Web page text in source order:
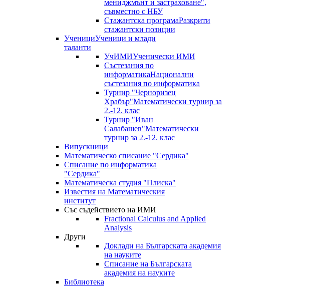
мениджмънт и застраховане",
съвместно с НБУ
Стажантска програмаРазкрити
стажантски позиции
УченициУченици и млади
таланти
УчИМИУченически ИМИ
Състезания по
информатикаНационални
състезания по информатика
Турнир "Черноризец
Храбър"Математически турнир за
2.-12. клас
Турнир "Иван
Салабашев"Математически
турнир за 2.-12. клас
Випускници
Математическо списание "Сердика"
Списание по информатика
"Сердика"
Математическа студия "Плиска"
Известия на Математическия
институт
Със съдействието на ИМИ
Fractional Calculus and Applied
Analysis
Други
Доклади на Българската академия
на науките
Списание на Българската
академия на науките
Библиотека